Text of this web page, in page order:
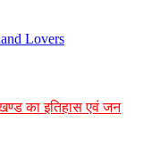
Lovers
का इतिहास एवं जन